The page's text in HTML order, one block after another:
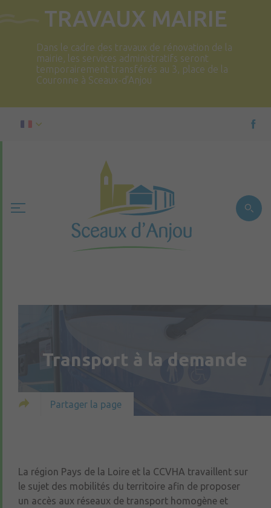
TRAVAUX MAIRIE
Dans le cadre des travaux de rénovation de la
mairie, les services administratifs seront
temporairement transférés au 3, place de la
Couronne à Sceaux-d’Anjou
Transport à la demande
Partager la page
La région Pays de la Loire et la CCVHA travaillent sur
le sujet des mobilités du territoire afin de proposer
un accès aux réseaux de transport homogène et